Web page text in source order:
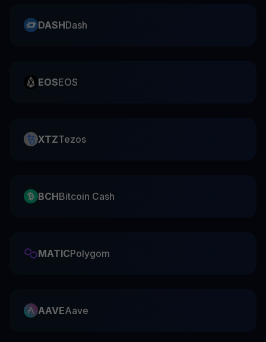
DASHDash
EOSEOS
XTZTezos
BCHBitcoin Cash
MATICPolygom
AAVEAave